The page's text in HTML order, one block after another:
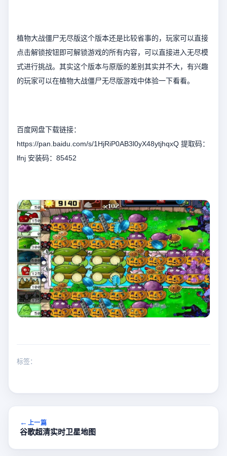
植物大战僵尸无尽版这个版本还是比较省事的，玩家可以直接
点击解锁按钮即可解锁游戏的所有内容，可以直接进入无尽模
式进行挑战。其实这个版本与原版的差别其实并不大，有兴趣
的玩家可以在植物大战僵尸无尽版游戏中体验一下看看。
百度网盘下载链接：
https://pan.baidu.com/s/1HjRiP0AB3l0yX48ytjhqxQ 提取码：
lfnj 安装码：85452
标签：
上一篇
谷歌超清实时卫星地图